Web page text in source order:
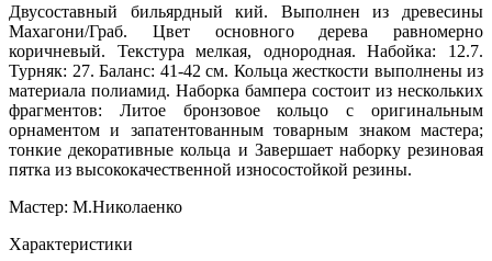
Двусоставный бильярдный кий. Выполнен из древесины
Махагони/Граб. Цвет основного дерева равномерно
коричневый. Текстура мелкая, однородная. Набойка: 12.7.
Турняк: 27. Баланс: 41-42 см. Кольца жесткости выполнены из
материала полиамид. Наборка бампера состоит из нескольких
фрагментов: Литое бронзовое кольцо с оригинальным
орнаментом и запатентованным товарным знаком мастера;
тонкие декоративные кольца и Завершает наборку резиновая
пятка из высококачественной износостойкой резины.
Мастер: М.Николаенко
Характеристики